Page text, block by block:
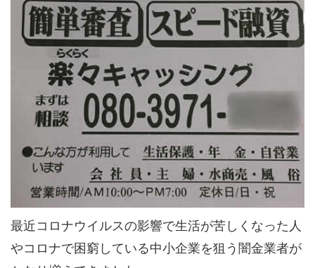
最近コロナウイルスの影響で生活が苦しくなった人
やコロナで困窮している中小企業を狙う闇金業者が